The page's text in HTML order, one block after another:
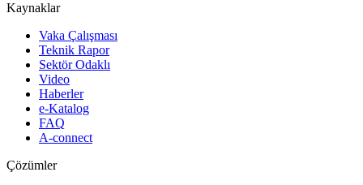
Kaynaklar
Vaka Çalışması
Teknik Rapor
Sektör Odaklı
Video
Haberler
e-Katalog
FAQ
A-connect
Çözümler